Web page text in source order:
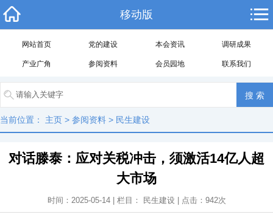
移动版
网站首页 党的建设 本会资讯 调研成果
产业广角 参阅资料 会员园地 联系我们
当前位置： 主页 > 参阅资料 > 民生建设
对话滕泰：应对关税冲击，须激活14亿人超
大市场
时间：2025-05-14 | 栏目： 民生建设| 点击： 942次